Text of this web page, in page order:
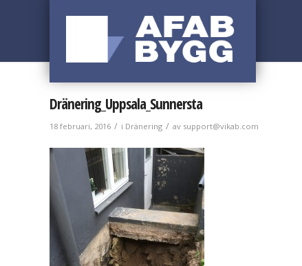
Dränering_Uppsala_Sunnersta
18 februari, 2016 / i Dränering / av support@vikab.com